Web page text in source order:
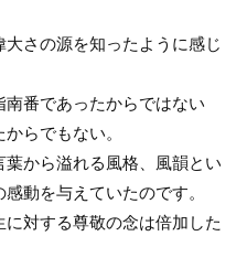
さの源を知ったように感じ
番であったからではない
らでもない。
から溢れる風格、風韻とい
動を与えていたのです。
対する尊敬の念は倍加した